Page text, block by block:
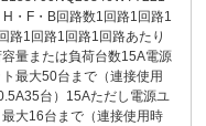
H・F・B回路数1回路1回路1
路1回路1回路1回路あたり
量または負荷台数15A電源
最大50台まで（連接使用
台）15Aただし電源ユ
最大16台まで（連接使用時